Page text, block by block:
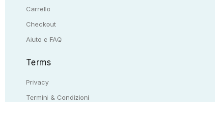
Carrello
Checkout
Aiuto e FAQ
Terms
Privacy
Termini & Condizioni